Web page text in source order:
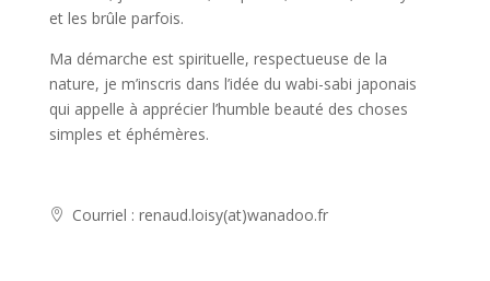
et les brûle parfois.
Ma démarche est spirituelle, respectueuse de la
nature, je m’inscris dans l’idée du wabi-sabi japonais
qui appelle à apprécier l’humble beauté des choses
simples et éphémères.
 Courriel : renaud.loisy(at)wanadoo.fr